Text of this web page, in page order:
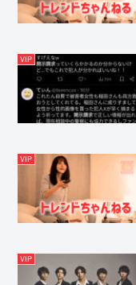
VIP
VIP
VIP